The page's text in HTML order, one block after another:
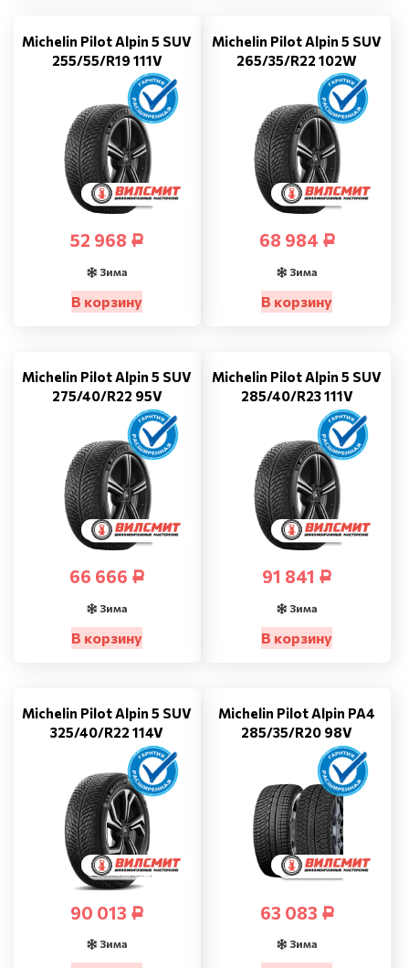
Michelin Pilot Alpin 5 SUV
255/55/R19 111V
52 968 Р
Зима
В корзину
Michelin Pilot Alpin 5 SUV
265/35/R22 102W
68 984 Р
Зима
В корзину
Michelin Pilot Alpin 5 SUV
275/40/R22 95V
66 666 Р
Зима
В корзину
Michelin Pilot Alpin 5 SUV
285/40/R23 111V
91 841 Р
Зима
В корзину
Michelin Pilot Alpin 5 SUV
325/40/R22 114V
90 013 Р
Зима
Michelin Pilot Alpin PA4
285/35/R20 98V
63 083 Р
Зима